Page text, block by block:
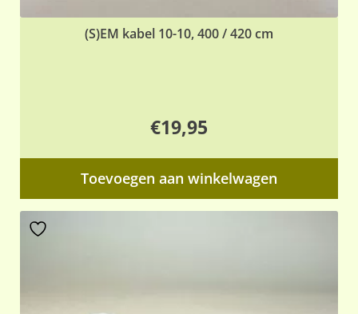
(S)EM kabel 10-10, 400 / 420 cm
€19,95
Toevoegen aan winkelwagen